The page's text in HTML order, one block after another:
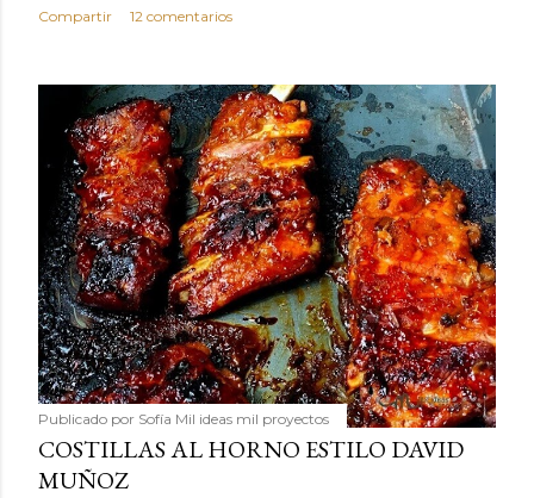
Compartir 12 comentarios
Publicado por Sofía Mil ideas mil proyectos
COSTILLAS AL HORNO ESTILO DAVID
MUÑOZ